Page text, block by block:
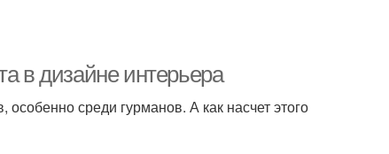
в дизайне интерьера
среди гурманов. А как насчет этого